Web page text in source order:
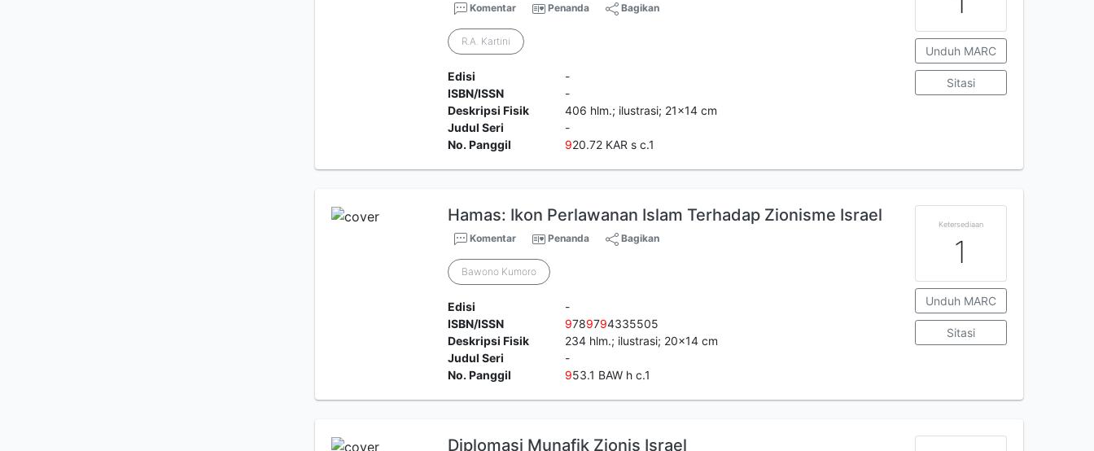
Komentar Penanda Bagikan
R.A. Kartini
Edisi
-
ISBN/ISSN
-
Deskripsi Fisik
406 hlm.; ilustrasi; 21x14 cm
Judul Seri
-
No. Panggil
920.72 KAR s c.1
Unduh MARC
Sitasi
Hamas: Ikon Perlawanan Islam Terhadap Zionisme Israel
Komentar Penanda Bagikan
Bawono Kumoro
Edisi
-
ISBN/ISSN
9789794335505
Deskripsi Fisik
234 hlm.; ilustrasi; 20x14 cm
Judul Seri
-
No. Panggil
953.1 BAW h c.1
Ketersediaan
1
Unduh MARC
Sitasi
Diplomasi Munafik Zionis Israel